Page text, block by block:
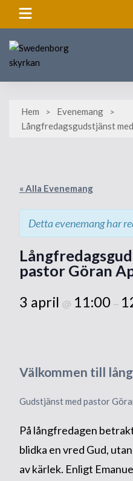
Hem
Evenemang
Långfredagsgudstjänst
« Alla Evenemang
Detta evenemang har
pastor Göran
3 april @ 11:00 –
Välkommen till
Gudstjänst med pastor
På långfredagen
blidka en vred Gud,
av kärlek. Enligt